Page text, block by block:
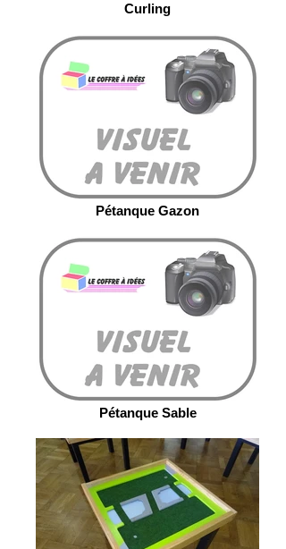
Curling
Pétanque Gazon
Pétanque Sable